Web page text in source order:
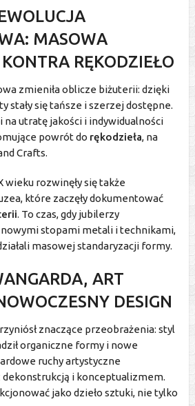
MASOWA
RĘKODZIEŁO
zmieniła oblicze biżuterii: dzięki
stały się tańsze i szerzej dostępne.
na utratę jakości i indywidualności
powrót do rękodzieła, na
Crafts.
wieku rozwinęły się także
które zaczęły dokumentować
. To czas, gdy jubilerzy
stopami metali i technikami,
masowej standaryzacji formy.
ART
DESIGN
znaczące przeobrażenia: styl
organiczne formy i nowe
ruchy artystyczne
dekonstrukcją i konceptualizmem.
jako dzieło sztuki, nie tylko